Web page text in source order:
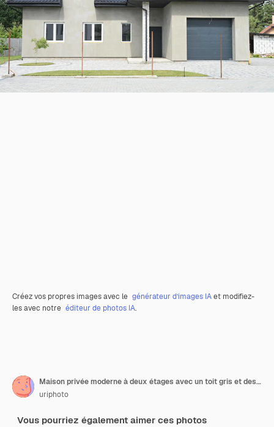
Créez vos propres images avec le générateur d’images IAet modifiez-
les avec notre éditeur de photos IA.
Maison privée moderne à deux étages avec un toit gris et des murs en béton Construction d'une nouvelle maison
uriphoto
Vous pourriez également aimer ces photos